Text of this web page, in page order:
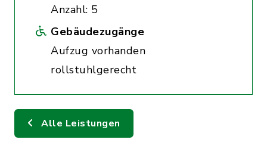
Anzahl: 5
Gebäudezugänge
Aufzug vorhanden
rollstuhlgerecht
Alle Leistungen